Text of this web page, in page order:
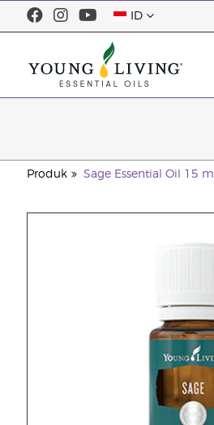
ID
Produk Sage Essential Oil 15 ml